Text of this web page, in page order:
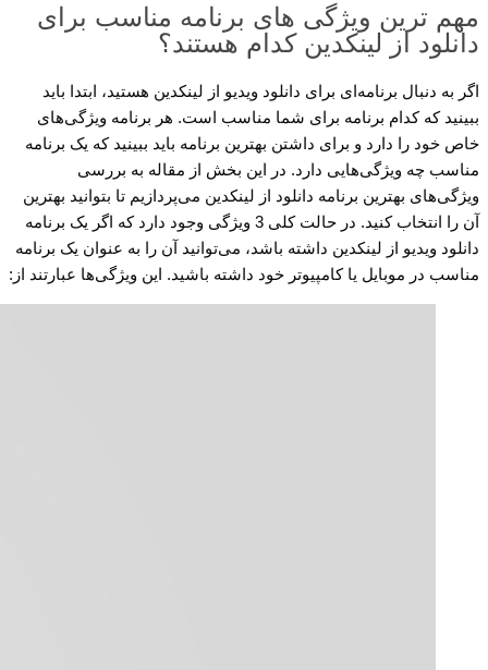
مهم ترین ویژگی های برنامه مناسب برای
دانلود از لینکدین کدام هستند؟
اگر به دنبال برنامه‌ای برای دانلود ویدیو از لینکدین هستید، ابتدا باید
ببینید که کدام برنامه برای شما مناسب است. هر برنامه ویژگی‌های
خاص خود را دارد و برای داشتن بهترین برنامه باید ببینید که یک برنامه
مناسب چه ویژگی‌هایی دارد. در این بخش از مقاله به بررسی
ویژگی‌های بهترین برنامه دانلود از لینکدین می‌پردازیم تا بتوانید بهترین
آن را انتخاب کنید. در حالت کلی 3 ویژگی وجود دارد که اگر یک برنامه
دانلود ویدیو از لینکدین داشته باشد، می‌توانید آن را به عنوان یک برنامه
مناسب در موبایل یا کامپیوتر خود داشته باشید. این ویژگی‌ها عبارتند از: